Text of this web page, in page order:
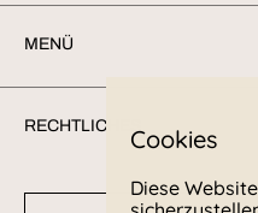
Cookies
Diese
MENÜ
Sendungsverfolgung
RECHTLICHES
Retoure/Rücksendung